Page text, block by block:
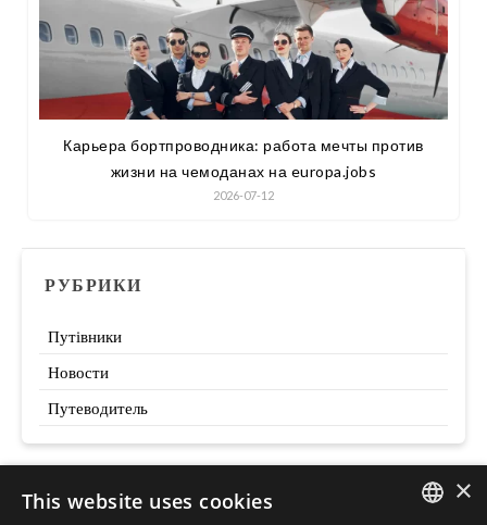
Карьера бортпроводника: работа мечты против
жизни на чемоданах на europa.jobs
2026-07-12
РУБРИКИ
Путівники
Новости
Путеводитель
×
This website uses cookies